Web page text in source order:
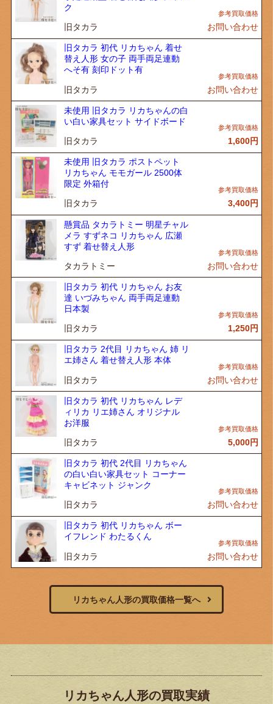
ク
旧タカラ お問い合わせ
旧タカラ 初代 リカちゃん 着せ
替え人形 女の子 両手両足連動
へそ有 刻印ドット有
旧タカラ お問い合わせ
未使用 旧タカラ リカちゃんの白
い白い家具セット サイドボード
旧タカラ 1,600円
未使用 旧タカラ ポストペット
リカちゃん モモガール 2500体
限定 外箱付
旧タカラ 3,400円
懸賞品 タカラトミー 明星チャル
メラ すずネコ リカちゃん 広瀬
すず 着せ替え人形
タカラトミー お問い合わせ
旧タカラ 初代 リカちゃん お友
達 いづみちゃん 両手両足連動
日本製
旧タカラ 1,250円
旧タカラ 2代目 リカちゃん 姉 リ
エ姉さん 着せ替え人形 本体
旧タカラ お問い合わせ
旧タカラ 初代 リカちゃん レデ
ィリカ リエ姉さん オリジナル
お洋服
旧タカラ 5,000円
旧タカラ 初代 2代目 リカちゃん
の白い白い家具セット コーナー
キャビネット ジャンク
旧タカラ お問い合わせ
旧タカラ 初代 リカちゃん ボー
イフレンド わたるくん
旧タカラ お問い合わせ
リカちゃん人形の買取価格一覧へ
リカちゃん人形の買取実績